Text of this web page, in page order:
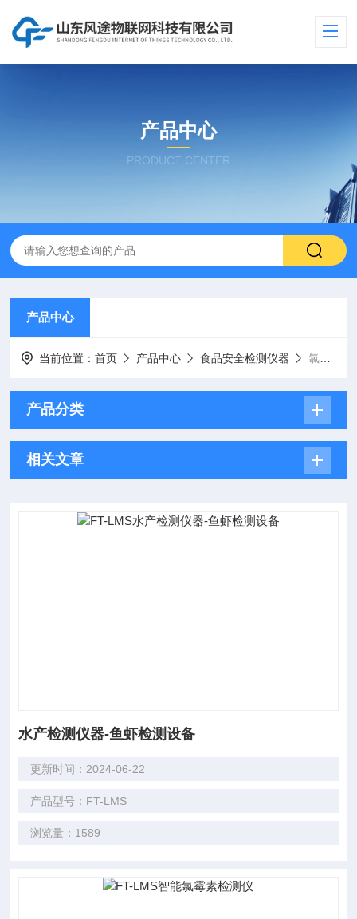
产品中心
PRODUCT CENTER
产品中心
当前位置：首页 产品中心 食品安全检测仪器 氯霉素检测仪
产品分类
相关文章
水产检测仪器-鱼虾检测设备
更新时间：2024-06-22
产品型号：FT-LMS
浏览量：1589